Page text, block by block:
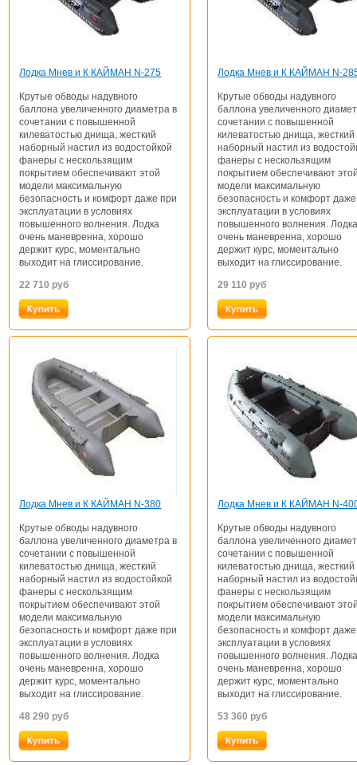
Лодка Мнев и К КАЙМАН N-275
Крутые обводы надувного
баллона увеличенного диаметра в
сочетании с повышенной
килеватостью днища, жесткий
наборный настил из водостойкой
фанеры с нескользящим
покрытием обеспечивают этой
модели максимальную
безопасность и комфорт даже при
эксплуатации в условиях
повышенного волнения. Лодка
очень маневренна, хорошо
держит курс, моментально
выходит на глиссирование.
22 710 руб
Лодка Мнев и К КАЙМАН N-
Крутые обводы надувного
баллона увеличенного
сочетании с повышенной
килеватостью днища, жесткий
наборный настил из
фанеры с нескользящим
покрытием обеспечивают
модели максимальную
безопасность и комфорт
эксплуатации в условиях
повышенного волнения.
очень маневренна, хорошо
держит курс, моментально
выходит на глиссирование.
29 110 руб
Лодка Мнев и К КАЙМАН N-380
Крутые обводы надувного
баллона увеличенного диаметра в
сочетании с повышенной
килеватостью днища, жесткий
наборный настил из водостойкой
фанеры с нескользящим
покрытием обеспечивают этой
модели максимальную
безопасность и комфорт даже при
эксплуатации в условиях
повышенного волнения. Лодка
очень маневренна, хорошо
держит курс, моментально
выходит на глиссирование.
48 290 руб
Лодка Мнев и К КАЙМАН N-
Крутые обводы надувного
баллона увеличенного
сочетании с повышенной
килеватостью днища, жесткий
наборный настил из
фанеры с нескользящим
покрытием обеспечивают
модели максимальную
безопасность и комфорт
эксплуатации в условиях
повышенного волнения.
очень маневренна, хорошо
держит курс, моментально
выходит на глиссирование.
53 360 руб